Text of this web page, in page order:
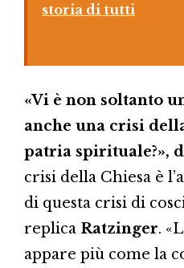
storia di tutti
«Vi è non soltanto
anche una crisi
patria spirituale?»,
crisi della Chiesa è
di questa crisi di
replica Ratzinger.
appare più come la